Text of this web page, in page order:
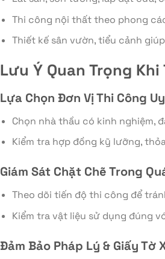
Thi công nội thất theo phong
Thiết kế sân vườn, tiểu cảnh
Lưu Ý Quan Trọng
Lựa Chọn Đơn Vị Thi Công
Chọn nhà thầu có kinh nghiệm,
Kiểm tra hợp đồng kỹ lưỡng,
Giám Sát Chặt Chẽ Trong
Theo dõi tiến độ thi công để
Kiểm tra vật liệu sử dụng đúng
Đảm Bảo Pháp Lý & Giấy Tờ